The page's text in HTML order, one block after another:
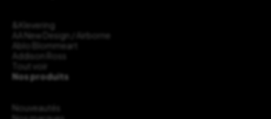
&Klevering
AA New Design / Airborne
Ablo Blommeart
Addison Ross
Tout voir
Nos produits
Nouveautés